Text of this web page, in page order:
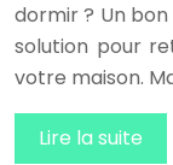
dormir ? Un
solution pour
votre maison.
Lire la suite